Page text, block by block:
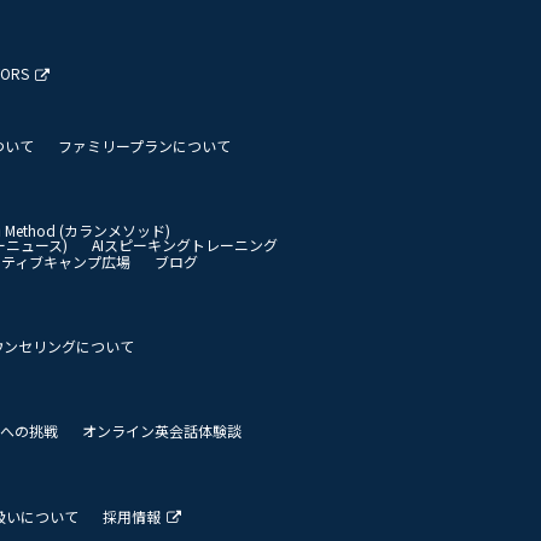
いて ファミリープランについて
Method (カランメソッド)
ニュース)
AIスピーキングトレーニング
ィブキャンプ広場 ブログ
ンセリングについて
の挑戦 オンライン英会話体験談
いについて 採用情報